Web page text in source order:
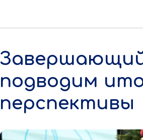
Завершающий
подводим
перспективы